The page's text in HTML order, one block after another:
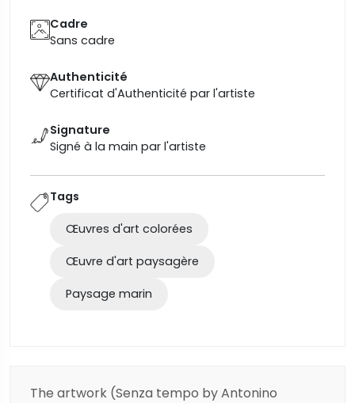
Cadre
Sans cadre
Authenticité
Certificat d'Authenticité par l'artiste
Signature
Signé à la main par l'artiste
Tags
Œuvres d'art colorées
Œuvre d'art paysagère
Paysage marin
The artwork (Senza tempo by Antonino